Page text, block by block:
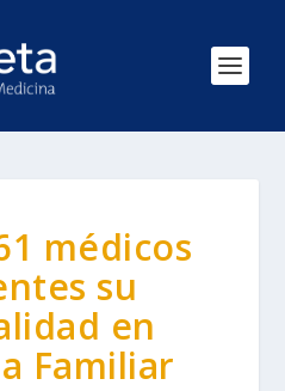
médicos
su
en
Familiar